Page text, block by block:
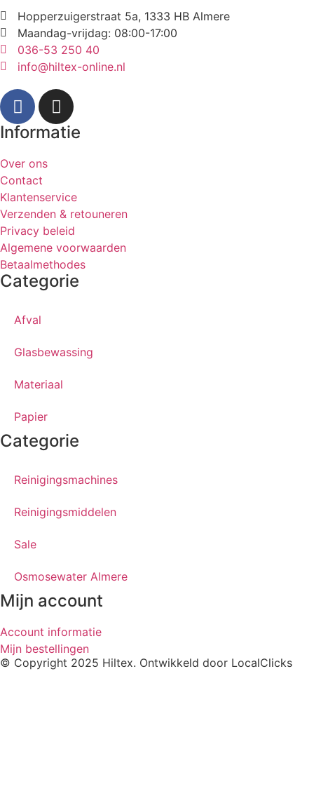
Hopperzuigerstraat 5a, 1333 HB Almere
Maandag-vrijdag: 08:00-17:00
036-53 250 40
info@hiltex-online.nl
Informatie
Over ons
Contact
Klantenservice
Verzenden & retouneren
Privacy beleid
Algemene voorwaarden
Betaalmethodes
Categorie
Afval
Glasbewassing
Materiaal
Papier
Categorie
Reinigingsmachines
Reinigingsmiddelen
Sale
Osmosewater Almere
Mijn account
Account informatie
Mijn bestellingen
© Copyright 2025 Hiltex. Ontwikkeld door LocalClicks